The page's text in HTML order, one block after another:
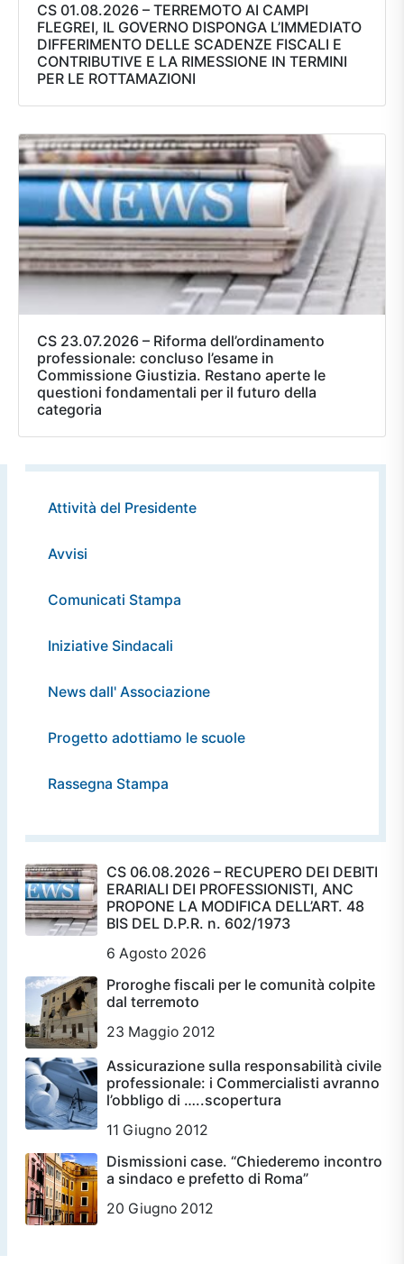
CS 01.08.2026 – TERREMOTO AI CAMPI
FLEGREI, IL GOVERNO DISPONGA L’IMMEDIATO
DIFFERIMENTO DELLE SCADENZE FISCALI E
CONTRIBUTIVE E LA RIMESSIONE IN TERMINI
PER LE ROTTAMAZIONI
CS 23.07.2026 – Riforma dell’ordinamento
professionale: concluso l’esame in
Commissione Giustizia. Restano aperte le
questioni fondamentali per il futuro della
categoria
Attività del Presidente
Avvisi
Comunicati Stampa
Iniziative Sindacali
News dall' Associazione
Progetto adottiamo le scuole
Rassegna Stampa
CS 06.08.2026 – RECUPERO DEI DEBITI
ERARIALI DEI PROFESSIONISTI, ANC
PROPONE LA MODIFICA DELL’ART. 48
BIS DEL D.P.R. n. 602/1973
6 Agosto 2026
Proroghe fiscali per le comunità colpite
dal terremoto
23 Maggio 2012
Assicurazione sulla responsabilità civile
professionale: i Commercialisti avranno
l’obbligo di …..scopertura
11 Giugno 2012
Dismissioni case. “Chiederemo incontro
a sindaco e prefetto di Roma”
20 Giugno 2012